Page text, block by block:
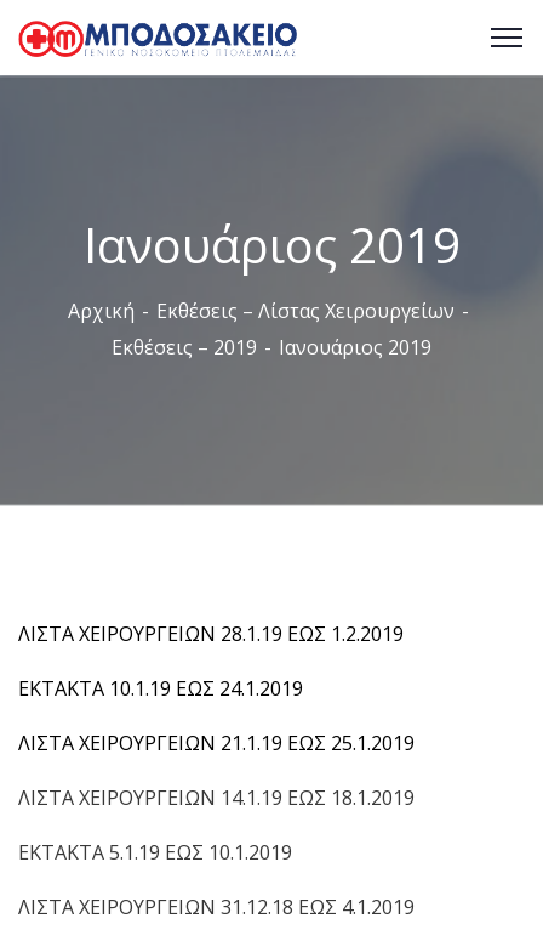
Ιανουάριος 2019
Αρχική
Εκθέσεις – Λίστας Χειρουργείων
Εκθέσεις – 2019
Ιανουάριος 2019
ΛΙΣΤΑ ΧΕΙΡΟΥΡΓΕΙΩΝ 28.1.19 ΕΩΣ 1.2.2019
ΕΚΤΑΚΤΑ 10.1.19 ΕΩΣ 24.1.2019
ΛΙΣΤΑ ΧΕΙΡΟΥΡΓΕΙΩΝ 21.1.19 ΕΩΣ 25.1.2019
ΛΙΣΤΑ ΧΕΙΡΟΥΡΓΕΙΩΝ 14.1.19 ΕΩΣ 18.1.2019
ΕΚΤΑΚΤΑ 5.1.19 ΕΩΣ 10.1.2019
ΛΙΣΤΑ ΧΕΙΡΟΥΡΓΕΙΩΝ 31.12.18 ΕΩΣ 4.1.2019